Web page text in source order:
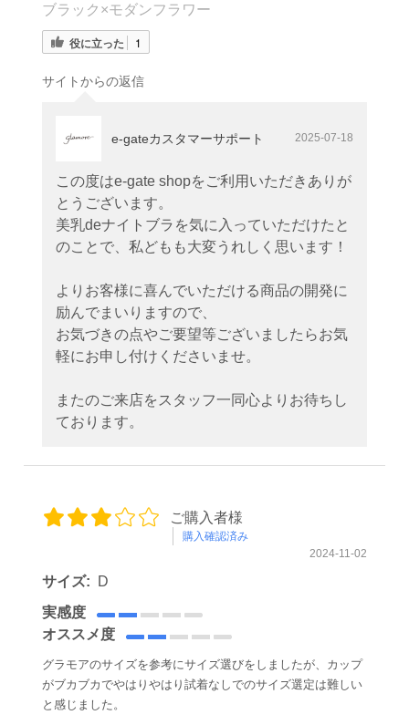
ブラック×モダンフラワー
役に立った 1
サイトからの返信
e-gateカスタマーサポート 2025-07-18
この度はe-gate shopをご利用いただきありが
とうございます。
美乳deナイトブラを気に入っていただけたと
のことで、私どもも大変うれしく思います！
よりお客様に喜んでいただける商品の開発に
励んでまいりますので、
お気づきの点やご要望等ございましたらお気
軽にお申し付けくださいませ。
またのご来店をスタッフ一同心よりお待ちし
ております。
ご購入者様
購入確認済み
2024-11-02
サイズ:
D
実感度
オススメ度
グラモアのサイズを参考にサイズ選びをしましたが、カップ
がブカブカでやはりやはり試着なしでのサイズ選定は難しい
と感じました。